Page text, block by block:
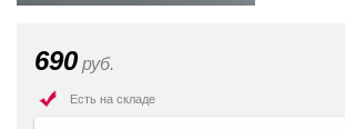
690 руб.
Есть на складе